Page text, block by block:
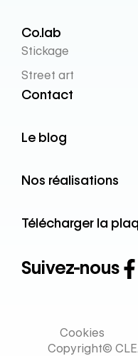
Co.lab
Stickage
Street art
Contact
Le blog
Nos réalisations
Télécharger la
Suivez-nous
Cookies
Copyright©